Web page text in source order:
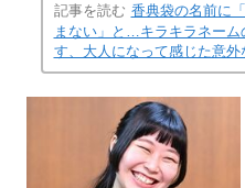
記事を読む 香典袋の名前に
まない」と…キラキラネーム
す、大人になって感じた意外